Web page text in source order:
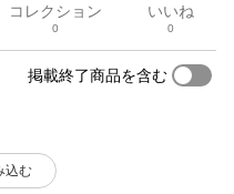
コレクション
0
いいね
0
掲載終了商品を含む
込む